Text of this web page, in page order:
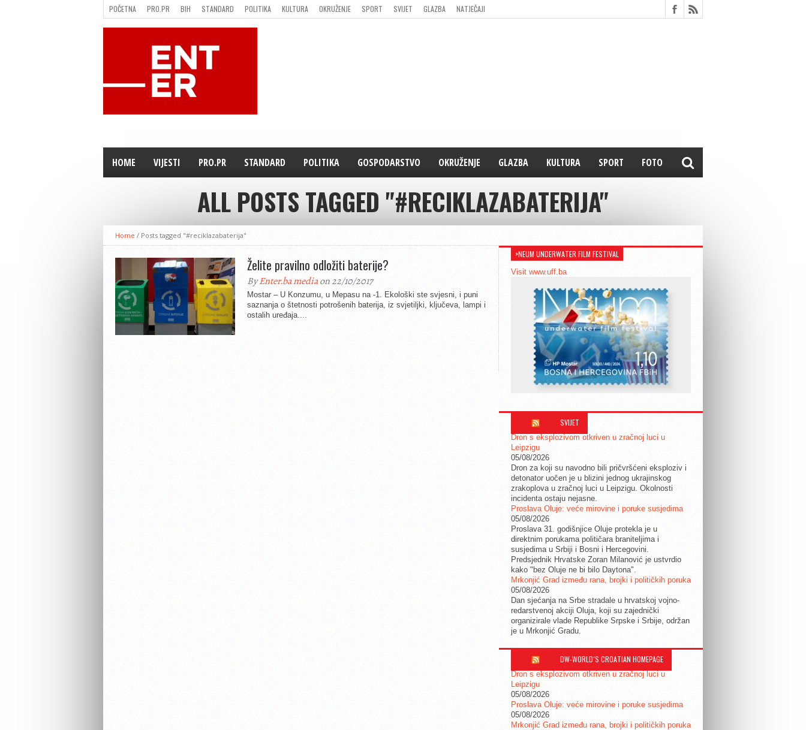
POČETNA PRO.PR BIH STANDARD POLITIKA KULTURA OKRUŽENJE SPORT SVIJET GLAZBA
NATJEČAJI
FILMING LOCATION IN BH
KONTAKT
HOME VIJESTI PRO.PR STANDARD POLITIKA GOSPODARSTVO OKRUŽENJE GLAZBA KULTURA SPORT FOTO
ALL POSTS TAGGED "#RECIKLAZABATERIJA"
Home / Posts tagged "#reciklazabaterija"
Želite pravilno odložiti baterije?
ByEnter.ba mediaon 22/10/2017
Mostar – U Konzumu, u Mepasu na -1. Ekološki ste svjesni, i puni
saznanja o štetnosti potrošenih baterija, iz svjetiljki, ključeva, lampi i
ostalih uređaja....
>NEUM UNDERWATER FILM FESTIVAL
Visit www.uff.ba
SVIJET
Dron s eksplozivom otkriven u zračnoj luci u
Leipzigu
05/08/2026
Dron za koji su navodno bili pričvršćeni eksploziv i
detonator uočen je u blizini jednog ukrajinskog
zrakoplova u zračnoj luci u Leipzigu. Okolnosti
incidenta ostaju nejasne.
Proslava Oluje: veće mirovine i poruke susjedima
05/08/2026
Proslava 31. godišnjice Oluje protekla je u
direktnim porukama političara braniteljima i
susjedima u Srbiji i Bosni i Hercegovini.
Predsjednik Hrvatske Zoran Milanović je ustvrdio
kako "bez Oluje ne bi bilo Daytona".
Mrkonjić Grad između rana, brojki i političkih poruka
05/08/2026
Dan sjećanja na Srbe stradale u hrvatskoj vojno-
redarstvenoj akciji Oluja, koji su zajednički
organizirale vlade Republike Srpske i Srbije, održan
je u Mrkonjić Gradu.
DW-WORLD´S CROATIAN HOMEPAGE
Dron s eksplozivom otkriven u zračnoj luci u
Leipzigu
05/08/2026
Proslava Oluje: veće mirovine i poruke susjedima
05/08/2026
Mrkonjić Grad između rana, brojki i političkih poruka